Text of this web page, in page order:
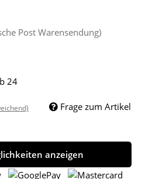
Post Warensendung)
24
Frage zum Artikel
anzeigen